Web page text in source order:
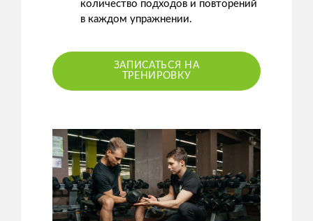
количество подходов и повторений
в каждом упражнении.
ЗАПИСАТЬСЯ НА
ТРЕНИРОВКУ